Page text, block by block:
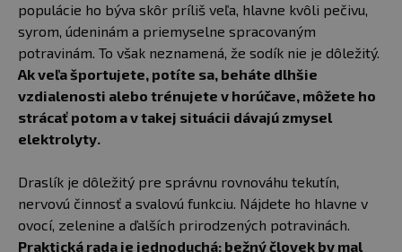
populácie ho býva skôr príliš veľa, hlavne kvôli pečivu,
syrom, údeninám a priemyselne spracovaným
potravinám. To však neznamená, že sodík nie je dôležitý.
Ak veľa športujete, potíte sa, beháte dlhšie
vzdialenosti alebo trénujete v horúčave, môžete ho
strácať potom a v takej situácii dávajú zmysel
elektrolyty.
Draslík je dôležitý pre správnu rovnováhu tekutín,
nervovú činnosť a svalovú funkciu. Nájdete ho hlavne v
ovocí, zelenine a ďalších prirodzených potravinách.
Praktická rada je jednoduchá: bežný človek by mal